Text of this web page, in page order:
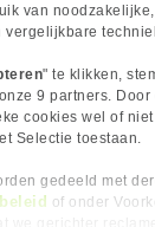
van
" te klikken,
9 partners.
cookies wel of
Selectie toestaan.
gedeeld met
of onder